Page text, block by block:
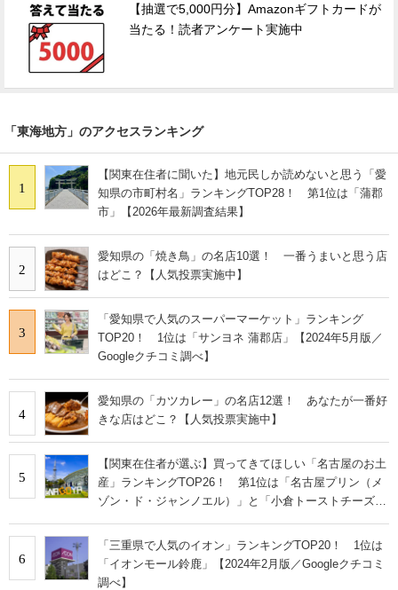
【抽選で5,000円分】Amazonギフトカードが
当たる！読者アンケート実施中
「東海地方」のアクセスランキング
1
【関東在住者に聞いた】地元民しか読めないと思う「愛
知県の市町村名」ランキングTOP28！ 第1位は「蒲郡
市」【2026年最新調査結果】
2
愛知県の「焼き鳥」の名店10選！ 一番うまいと思う店
はどこ？【人気投票実施中】
3
「愛知県で人気のスーパーマーケット」ランキング
TOP20！ 1位は「サンヨネ 蒲郡店」【2024年5月版／
Googleクチコミ調べ】
4
愛知県の「カツカレー」の名店12選！ あなたが一番好
きな店はどこ？【人気投票実施中】
5
【関東在住者が選ぶ】買ってきてほしい「名古屋のお土
産」ランキングTOP26！ 第1位は「名古屋プリン（メ
ゾン・ド・ジャンノエル）」と「小倉トーストチーズケ
6
「三重県で人気のイオン」ランキングTOP20！ 1位は
「イオンモール鈴鹿」【2024年2月版／Googleクチコミ
調べ】